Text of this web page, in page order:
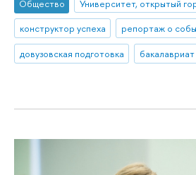
Общество
Университет, открытый
конструктор успеха
репортаж о
довузовская подготовка
бакалавриат